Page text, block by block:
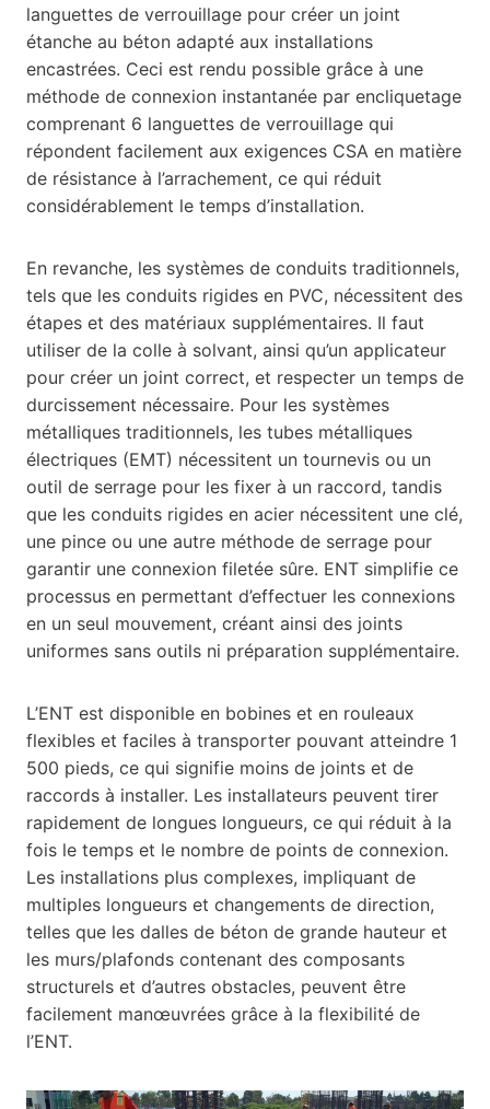
languettes de verrouillage pour créer un joint
étanche au béton adapté aux installations
encastrées. Ceci est rendu possible grâce à une
méthode de connexion instantanée par encliquetage
comprenant 6 languettes de verrouillage qui
répondent facilement aux exigences CSA en matière
de résistance à l’arrachement, ce qui réduit
considérablement le temps d’installation.
En revanche, les systèmes de conduits traditionnels,
tels que les conduits rigides en PVC, nécessitent des
étapes et des matériaux supplémentaires. Il faut
utiliser de la colle à solvant, ainsi qu’un applicateur
pour créer un joint correct, et respecter un temps de
durcissement nécessaire. Pour les systèmes
métalliques traditionnels, les tubes métalliques
électriques (EMT) nécessitent un tournevis ou un
outil de serrage pour les fixer à un raccord, tandis
que les conduits rigides en acier nécessitent une clé,
une pince ou une autre méthode de serrage pour
garantir une connexion filetée sûre. ENT simplifie ce
processus en permettant d’effectuer les connexions
en un seul mouvement, créant ainsi des joints
uniformes sans outils ni préparation supplémentaire.
L’ENT est disponible en bobines et en rouleaux
flexibles et faciles à transporter pouvant atteindre 1
500 pieds, ce qui signifie moins de joints et de
raccords à installer. Les installateurs peuvent tirer
rapidement de longues longueurs, ce qui réduit à la
fois le temps et le nombre de points de connexion.
Les installations plus complexes, impliquant de
multiples longueurs et changements de direction,
telles que les dalles de béton de grande hauteur et
les murs/plafonds contenant des composants
structurels et d’autres obstacles, peuvent être
facilement manœuvrées grâce à la flexibilité de
l’ENT.